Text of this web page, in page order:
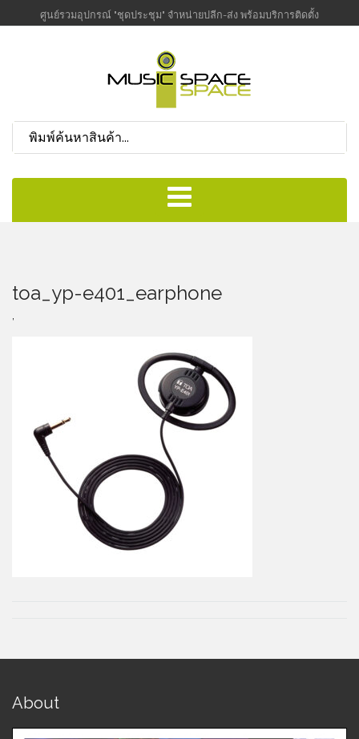
ศูนย์รวมอุปกรณ์ "ชุดประชุม" จำหน่ายปลีก-ส่ง พร้อมบริการติดตั้ง
toa_yp-e401_earphone
About